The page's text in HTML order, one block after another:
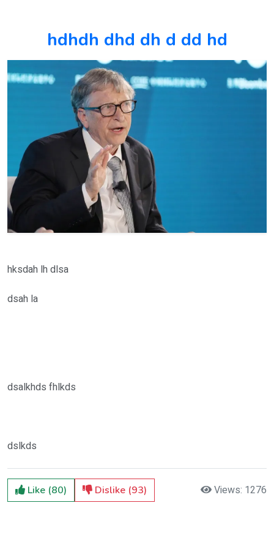
hdhdh dhd dh d dd hd
hksdah lh dlsa
dsah la
dsalkhds fhlkds
dslkds
Like (80) Dislike (93) Views: 1276